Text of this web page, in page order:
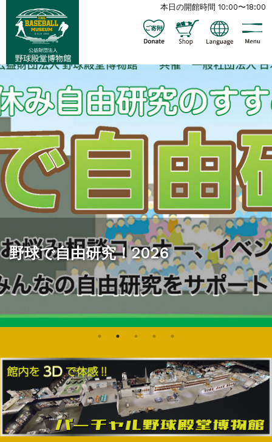
本日の開館時間 10:00〜18:00
野球で自由研究！2026